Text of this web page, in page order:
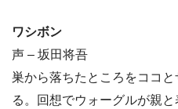
ワシボン
声 – 坂田将吾
巣から落ちたところをココ
る。回想でウォーグルが親と